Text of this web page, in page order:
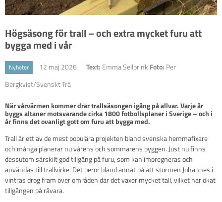
Högsäsong för trall – och extra mycket furu att
bygga med i vår
Nyheter 12 maj 2026 Text: Emma Sellbrink Foto: Per
Bergkvist/Svenskt Trä
När vårvärmen kommer drar trallsäsongen igång på allvar. Varje år
byggs altaner motsvarande cirka 1800 fotbollsplaner i Sverige – och i
år finns det ovanligt gott om furu att bygga med.
Trall är ett av de mest populära projekten bland svenska hemmafixare
och många planerar nu vårens och sommarens byggen. Just nu finns
dessutom särskilt god tillgång på furu, som kan impregneras och
användas till trallvirke. Det beror bland annat på att stormen Johannes i
vintras drog fram över områden där det växer mycket tall, vilket har ökat
tillgången på råvara.